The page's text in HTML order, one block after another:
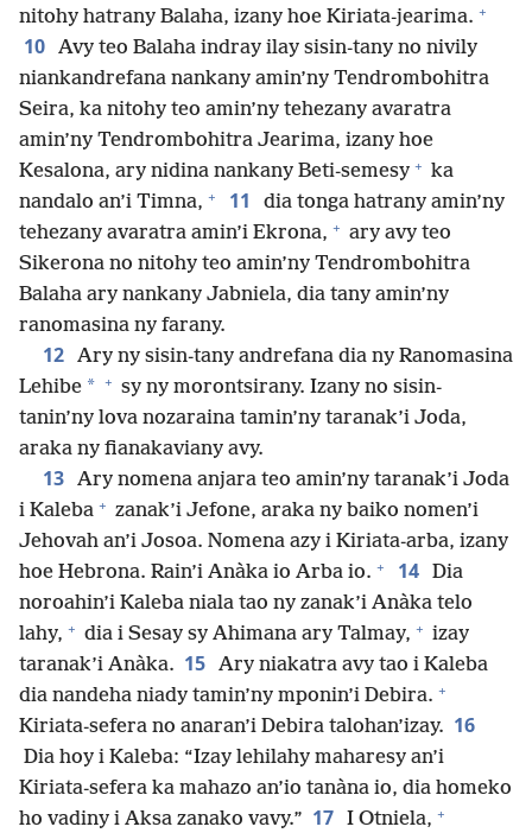
nitohy hatrany Balaha, izany hoe Kiriata-jearima. +
10 Avy teo Balaha indray ilay sisin-tany no nivily
niankandrefana nankany amin’ny Tendrombohitra
Seira, ka nitohy teo amin’ny tehezany avaratra
amin’ny Tendrombohitra Jearima, izany hoe
Kesalona, ary nidina nankany Beti-semesy + ka
nandalo an’i Timna, + 11
dia tonga hatrany amin’ny
tehezany avaratra amin’i Ekrona, + ary avy teo
Sikerona no nitohy teo amin’ny Tendrombohitra
Balaha ary nankany Jabniela, dia tany amin’ny
ranomasina ny farany.
12 Ary ny sisin-tany andrefana dia ny Ranomasina
Lehibe * + sy ny morontsirany. Izany no sisin-
tanin’ny lova nozaraina tamin’ny taranak’i Joda,
araka ny fianakaviany avy.
13 Ary nomena anjara teo amin’ny taranak’i Joda
i Kaleba + zanak’i Jefone, araka ny baiko nomen’i
Jehovah an’i Josoa. Nomena azy i Kiriata-arba, izany
hoe Hebrona. Rain’i Anàka io Arba io. + 14 Dia
noroahin’i Kaleba niala tao ny zanak’i Anàka telo
lahy, + dia i Sesay sy Ahimana ary Talmay, + izay
taranak’i Anàka. 15 Ary niakatra avy tao i Kaleba
dia nandeha niady tamin’ny mponin’i Debira. +
Kiriata-sefera no anaran’i Debira talohan’izay. 16
Dia hoy i Kaleba: “Izay lehilahy maharesy an’i
Kiriata-sefera ka mahazo an’io tanàna io, dia homeko
ho vadiny i Aksa zanako vavy.” 17 I Otniela, +